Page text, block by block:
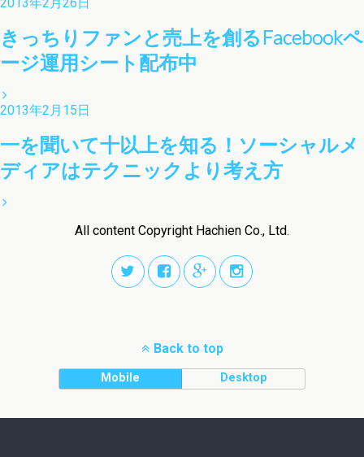
きっちりファンと売上を創るFacebookペ
ージ運用シート配布中
2013年2月15日
一を聞いて十以上を知る！ソーシャルメ
ディアはテクニックより考え方
All content Copyright Hachien Co., Ltd.
Back to top
Mobile Desktop